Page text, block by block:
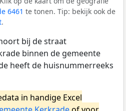
6461 te tonen. Tip: bekijk ook de
.
bij de straat
binnen de gemeente
heeft de huisnummerreeks
in handige Excel